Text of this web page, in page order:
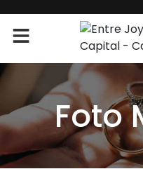
Foto